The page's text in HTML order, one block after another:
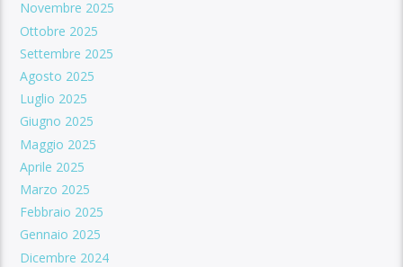
Novembre 2025
Ottobre 2025
Settembre 2025
Agosto 2025
Luglio 2025
Giugno 2025
Maggio 2025
Aprile 2025
Marzo 2025
Febbraio 2025
Gennaio 2025
Dicembre 2024